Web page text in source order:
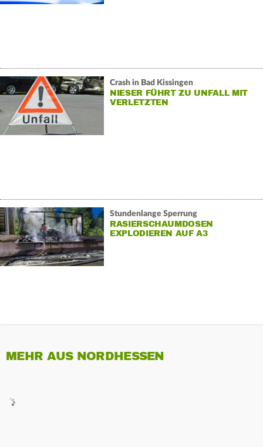
Crash in Bad Kissingen
NIESER FÜHRT ZU UNFALL MIT
VERLETZTEN
Stundenlange Sperrung
RASIERSCHAUMDOSEN
EXPLODIEREN AUF A3
MEHR AUS NORDHESSEN